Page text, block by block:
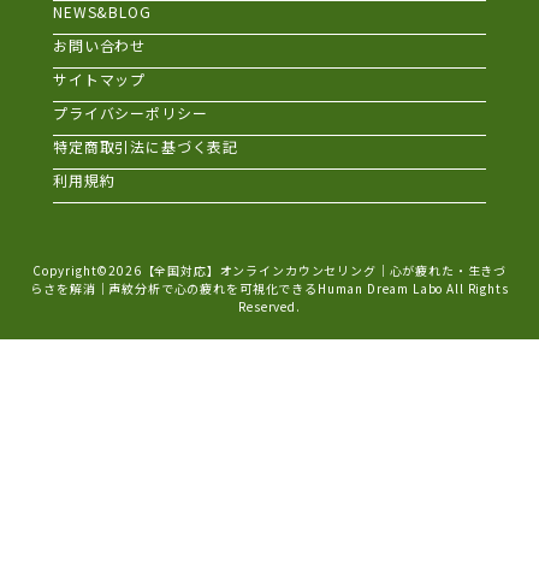
NEWS&BLOG
お問い合わせ
サイトマップ
プライバシーポリシー
特定商取引法に基づく表記
利用規約
Copyright©2026 【全国対応】オンラインカウンセリング｜心が疲れた・生きづ
らさを解消｜声紋分析で心の疲れを可視化できるHuman Dream Labo All Rights
Reserved.